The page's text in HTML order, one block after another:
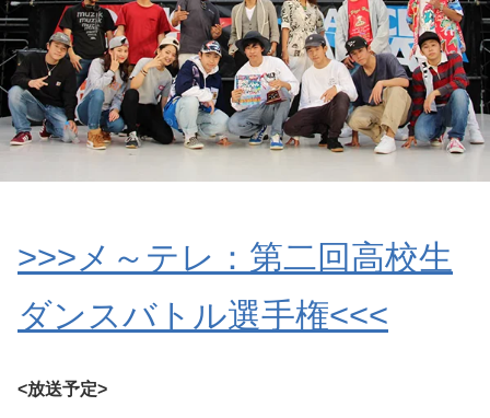
>>>メ～テレ：第二回高校生
ダンスバトル選手権<<<
<放送予定>